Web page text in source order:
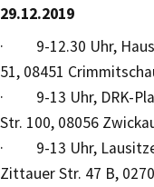
29.12.2019
· 9-12.30 Uhr, Haus
51, 08451
· 9-13 Uhr, DRK-
Str. 100, 08056
· 9-13 Uhr,
Zittauer Str. 47 B,